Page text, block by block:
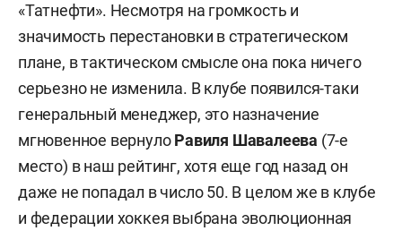
«Татнефти». Несмотря на громкость и
значимость перестановки в стратегическом
плане, в тактическом смысле она пока ничего
серьезно не изменила. В клубе появился-таки
генеральный менеджер, это назначение
мгновенное вернулоРавиля Шавалеева (7-е
место) в наш рейтинг, хотя еще год назад он
даже не попадал в число 50. В целом же в клубе
и федерации хоккея выбрана эволюционная